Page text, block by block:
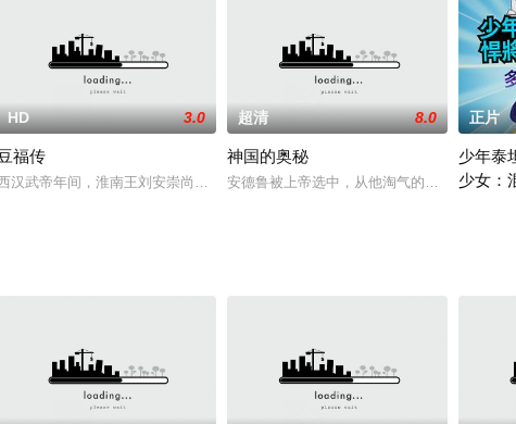
尼·莱昂迪斯（Anthony Leondis）创作剧本，后者还
HD 3.0
福传
汉武帝年间，淮南王刘安崇尚仙法，广集豆类练取仙丹，仙丹未炼成，豆子却幻
超清 8.0
神国的奥秘
安德鲁被上帝选中，从他淘气的童年中被召唤
正片
少年泰
少女：